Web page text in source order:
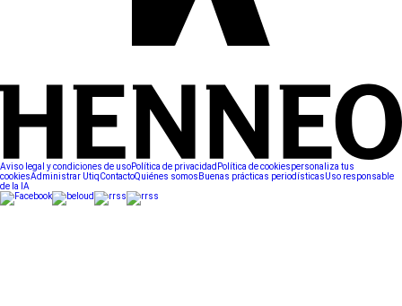
Aviso legal y condiciones de usoPolítica de privacidad Política de cookiespersonaliza tus
cookiesAdministrar UtiqContactoQuiénes somos Buenas prácticas periodísticasUso responsable
de la IA